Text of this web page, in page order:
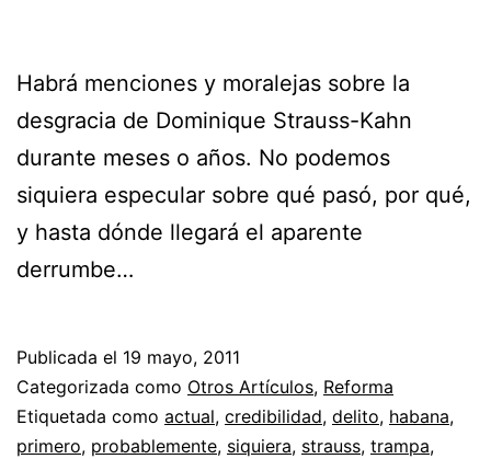
Habrá menciones y moralejas sobre la
desgracia de Dominique Strauss-Kahn
durante meses o años. No podemos
siquiera especular sobre qué pasó, por qué,
y hasta dónde llegará el aparente
derrumbe…
Publicada el 19 mayo, 2011
Categorizada como Otros Artículos, Reforma
Etiquetada como actual, credibilidad, delito, habana,
primero, probablemente, siquiera, strauss, trampa,